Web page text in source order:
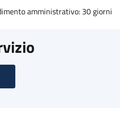
amministrativo: 30 giorni